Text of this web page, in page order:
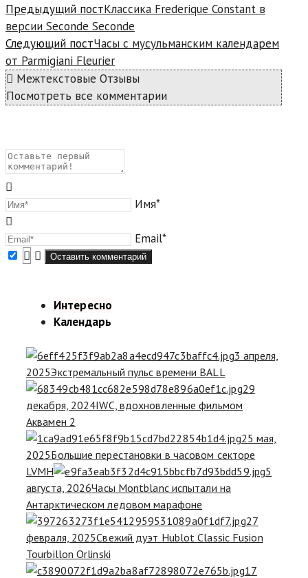
Предыдущий постКлассика Frederique Constant в
версии Seconde Seconde
Следующий постЧасы с мусульманским календарем
от Parmigiani Fleurier
Межтекстовые Отзывы
Посмотреть все комментарии
Имя*
Email*
Интересно
Календарь
3 апреля,
2025Экстремальный пульс времени BALL
29
декабря, 2024IWC, вдохновленные фильмом
Аквамен 2
25 мая,
2025Большие перестановки в часовом секторе
LVMH
5
августа, 2026Часы Montblanc испытали на
Антарктическом ледовом марафоне
27
февраля, 2025Свежий дуэт Hublot Classic Fusion
Tourbillon Orlinski
17